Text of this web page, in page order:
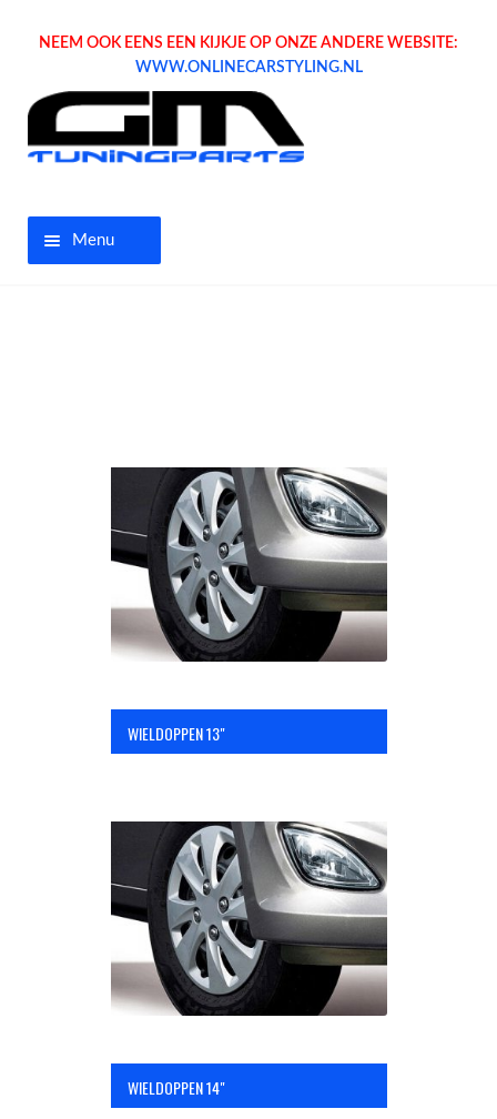
NEEM OOK EENS EEN KIJKJE OP ONZE ANDERE WEBSITE:
WWW.ONLINECARSTYLING.NL
Menu
OPC Line
Bedrijfswagen parts
Inloggen / Registreren
WIELDOPPEN 13"
WIELDOPPEN 14"